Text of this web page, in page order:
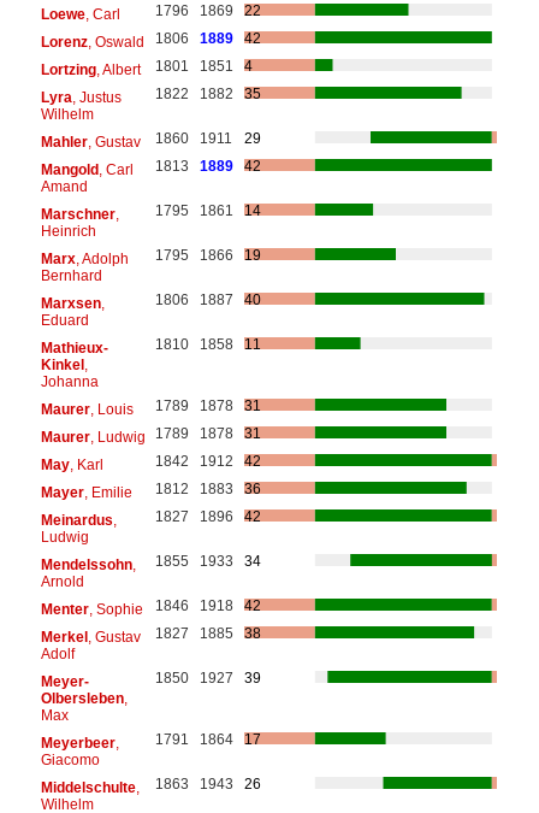
Loewe, Carl 1796 1869
22
Lorenz, Oswald 1806 1889
42
Lortzing, Albert 1801 1851
4
Lyra , Justus
Wilhelm
1822 1882 35
Mahler, Gustav 1860 1911
29
Mangold, Carl
Amand
1813 1889 42
Marschner,
Heinrich
1795 1861 14
Marx, Adolph
Bernhard
1795 1866 19
Marxsen,
Eduard
1806 1887 40
Mathieux-
Kinkel,
Johanna
1810 1858 11
Maurer, Louis 1789 1878
31
Maurer, Ludwig 1789 1878
31
May, Karl 1842 1912
42
Mayer, Emilie 1812 1883
36
Meinardus
Ludwig
1827 1896 42
Mendelssohn,
Arnold
1855 1933 34
Menter, Sophie 1846 1918
42
Merkel, Gustav
Adolf
1827 1885 38
Meyer-
Olbersleben,
Max
1850 1927 39
Meyerbeer,
Giacomo
1791 1864 17
Middelschulte,
Wilhelm
1863 1943 26